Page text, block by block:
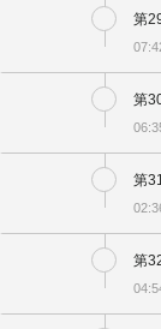
第
第
第
第